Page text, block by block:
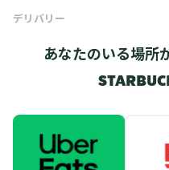
デリバリー
あなたのいる場所